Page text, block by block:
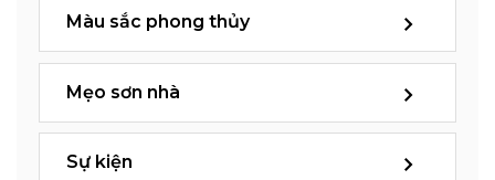
Màu sắc phong thủy
Mẹo sơn nhà
Sự kiện